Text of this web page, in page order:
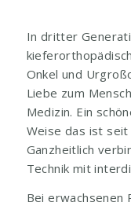
In dritter
Onkel und
Liebe zum
Medizin. Ein
Weise das ist seit
Ganzheitlich
Technik mit
Bei erwachsenen